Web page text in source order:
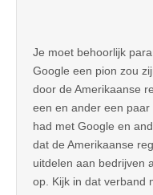
Je moet behoorlijk
Google een pion zou
door de Amerikaanse
een en ander een
had met Google en
dat de Amerikaanse
uitdelen aan bedrijven
op. Kijk in dat verband